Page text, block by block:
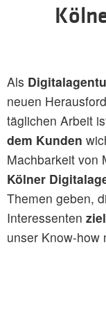
Als
neuen
täglichen Arbeit
dem Kunden
Machbarkeit von
Kölner
Themen geben,
Interessenten
unser Know-how